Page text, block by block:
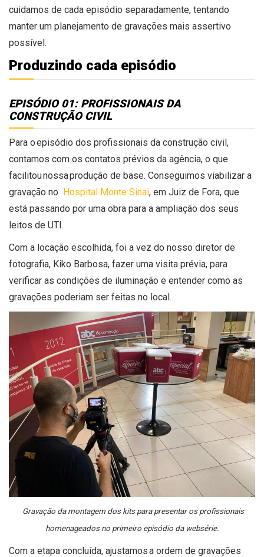
cuidamos de cada episódio separadamente, tentando
manter um planejamento de gravações mais assertivo
possível.
Produzindo cada episódio
EPISÓDIO 01: PROFISSIONAIS DA
CONSTRUÇÃO CIVIL
Para o episódio dos profissionais da construção civil,
contamos com os contatos prévios da agência, o que
facilitounossa produção de base. Conseguimos viabilizar a
gravação no Hospital Monte Sinai, em Juiz de Fora, que
está passando por uma obra para a ampliação dos seus
leitos de UTI.
Com a locação escolhida, foi a vez do nosso diretor de
fotografia, Kiko Barbosa, fazer uma visita prévia, para
verificar as condições de iluminação e entender como as
gravações poderiam ser feitas no local.
Gravação da montagem dos kits para presentar os profissionais
homenageados no primeiro episódio da websérie.
Com a etapa concluída, ajustamos a ordem de gravações